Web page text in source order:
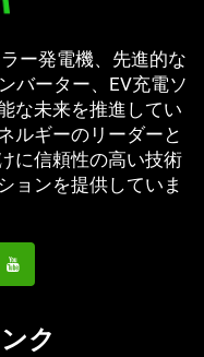
ー発電機、先進的な
バーター、EV充電ソ
な未来を推進してい
ルギーのリーダーと
に信頼性の高い技術
ョンを提供していま
ク